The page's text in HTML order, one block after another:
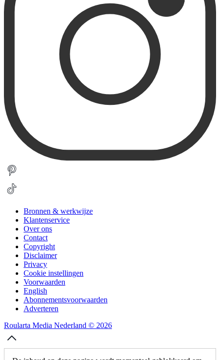
Bronnen & werkwijze
Klantenservice
Over ons
Contact
Copyright
Disclaimer
Privacy
Cookie instellingen
Voorwaarden
English
Abonnementsvoorwaarden
Adverteren
Roularta Media Nederland © 2026